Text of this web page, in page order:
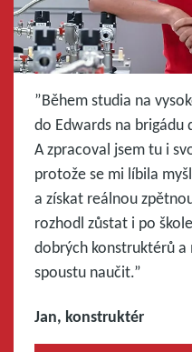
”Během studia na
do Edwards na
A zpracoval jsem tu i
protože se mi líbila
a získat reálnou
rozhodl zůstat i po
dobrých konstruktérů
spoustu naučit.”
Jan, konstruktér